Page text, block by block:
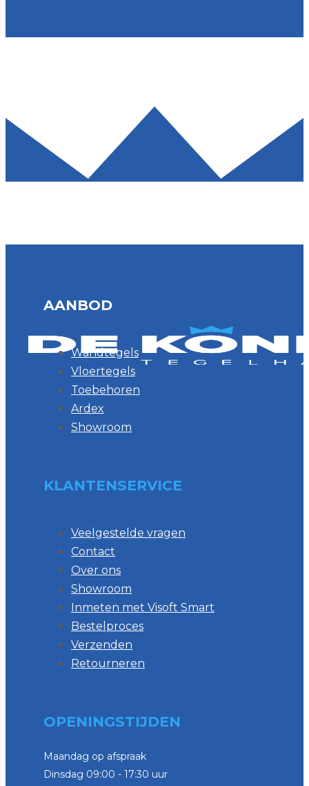
AANBOD
Wandtegels
Vloertegels
Toebehoren
Ardex
Showroom
KLANTENSERVICE
Veelgestelde vragen
Contact
Over ons
Showroom
Inmeten met Visoft Smart
Bestelproces
Verzenden
Retourneren
OPENINGSTIJDEN
Maandag op afspraak
Dinsdag 09:00 - 17:30 uur